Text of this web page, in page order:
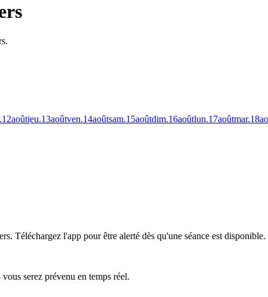
12aoûtjeu.13aoûtven.14aoûtsam.15aoûtdim.16aoûtlun.17aoûtmar.18
Téléchargez l'app pour être alerté dès qu'une séance est disponible.
serez prévenu en temps réel.